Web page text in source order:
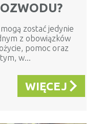
zostać jedynie
z obowiązków
pomoc oraz
w...
WIĘCEJ